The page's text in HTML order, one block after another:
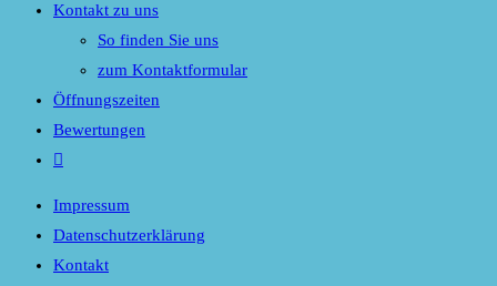
Kontakt zu uns
So finden Sie uns
zum Kontaktformular
Öffnungszeiten
Bewertungen
Website-
umschalten
Impressum
Datenschutzerklärung
Kontakt